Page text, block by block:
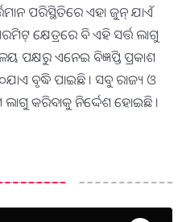
ପରିସ୍ଥିତିରେ ଏହା ଜୁନ୍ ଯାଏଁ
କ୍ଷେତ୍ରରେ ବି ଏହି ସର୍ତ୍ତ ଲାଗୁ
ପକ୍ଷରୁ ଏନେଇ ବିଜ୍ଞପ୍ତି ପ୍ରକାଶ
ବୃଦ୍ଧି ପାଇଛି । ସବୁ ରାଜ୍ୟ ଓ
କରିବାକୁ ନିର୍ଦ୍ଦେଶ ହୋଇଛି ।